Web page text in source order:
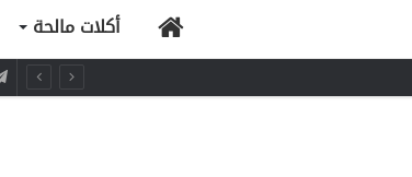
الرئيسيةأكلات مالحة